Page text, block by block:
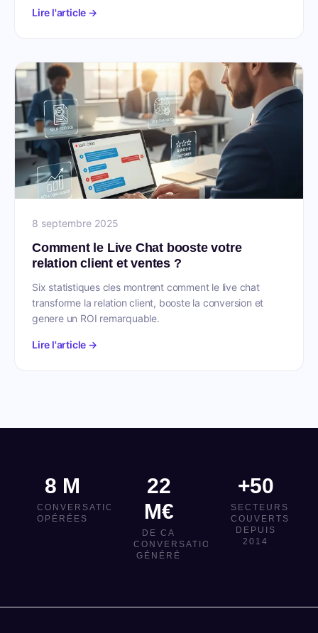
Lire l'article →
8 septembre 2025
Comment le Live Chat booste votre
relation client et ventes ?
Six statistiques cles montrent comment le live chat
transforme la relation client, booste la conversion et
genere un ROI remarquable.
Lire l'article →
8 M
CONVERSATIONS
OPÉRÉES
22
M€
DE CA
CONVERSATIONNEL
GÉNÉRÉ
+50
SECTEURS
COUVERTS
DEPUIS
2014